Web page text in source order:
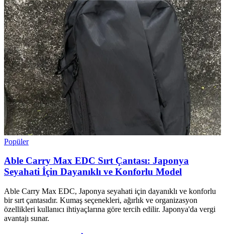
Popüler
Able Carry Max EDC Sırt Çantası: Japonya
Seyahati İçin Dayanıklı ve Konforlu Model
Able Carry Max EDC, Japonya seyahati için dayanıklı ve konforlu
bir sırt çantasıdır. Kumaş seçenekleri, ağırlık ve organizasyon
özellikleri kullanıcı ihtiyaçlarına göre tercih edilir. Japonya'da vergi
avantajı sunar.